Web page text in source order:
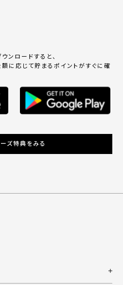
ンロードすると、
に応じて貯まるポイントがすぐに確
ズ特典をみる